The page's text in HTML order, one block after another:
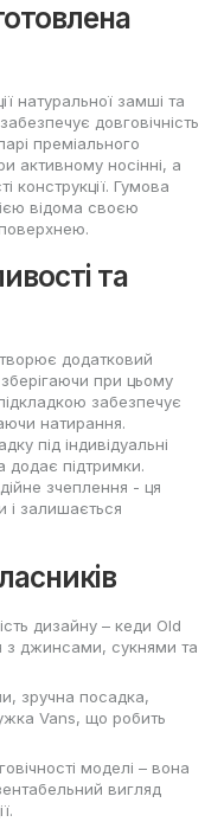
натуральної замші та
довговічність
преміального
активному носінні, а
конструкції. Гумова
відома своєю
та
додатковий
при цьому
забезпечує
натирання.
під індивідуальні
додає підтримки.
зчеплення - ця
і залишається
дизайну – кеди Old
з джинсами, сукнями та
зручна посадка,
Vans, що робить
моделі – вона
вигляд